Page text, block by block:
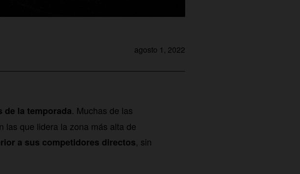
agosto 1, 2022
de la temporada. Muchas de las
las que lidera la zona más alta de
a sus competidores directos, sin